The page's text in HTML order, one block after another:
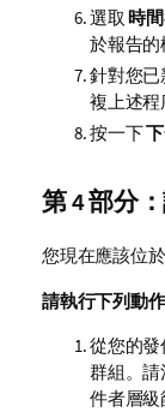
選取時
於報告的
針對您
複上述程
按一下
第 4 部分
您現在應該位
請執行下列動作
從您的
群組。
件者層